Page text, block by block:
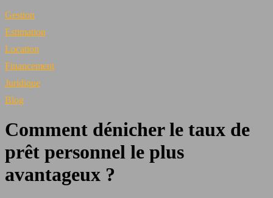
Gestion
Estimation
Location
Financement
Juridique
Blog
Comment dénicher le taux de
prêt personnel le plus
avantageux ?